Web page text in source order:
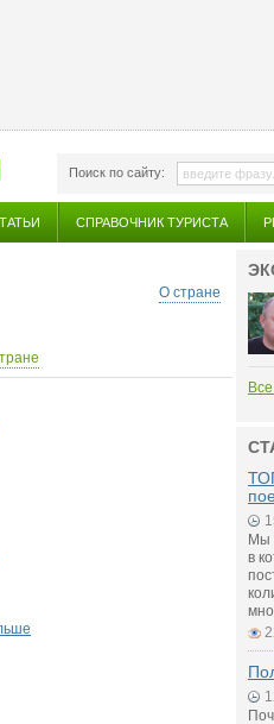
Поиск по сайту:
СПРАВОЧНИК ТУРИСТА
О стране
Мы
в